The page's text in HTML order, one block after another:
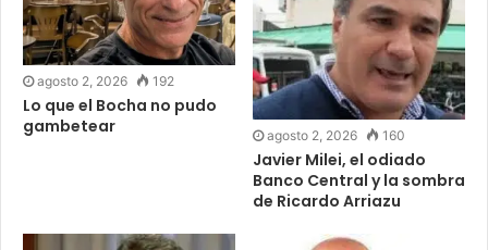
agosto 2, 2026 192
Lo que el Bocha no pudo
gambetear
agosto 2, 2026 160
Javier Milei, el odiado
Banco Central y la sombra
de Ricardo Arriazu